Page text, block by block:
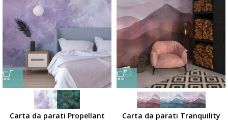
Carta da parati Propellant Carta da parati Tranquility